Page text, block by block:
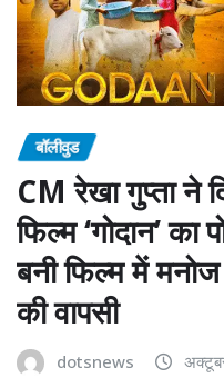
बॉलीवुड
CM रेखा गुप्ता ने
फिल्म ‘गोदान’ का
बनी फिल्म में
की वापसी
dotsnews